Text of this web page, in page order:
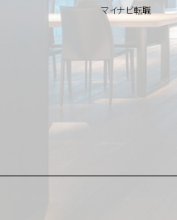
マイナビ転職